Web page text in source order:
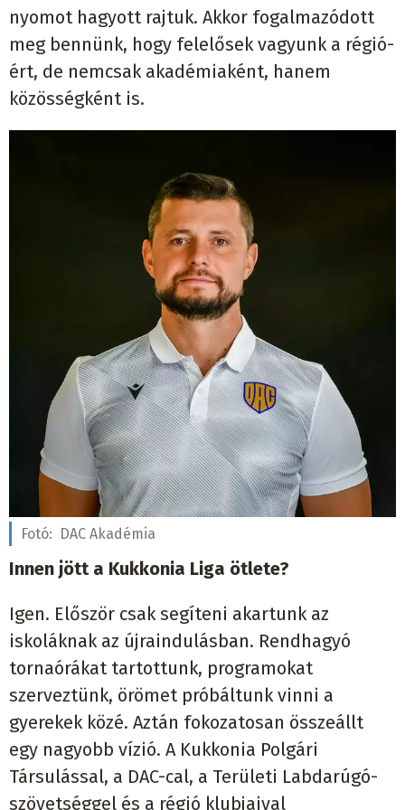
nyomot hagyott rajtuk. Akkor fogalmazódott
meg bennünk, hogy felelősek vagyunk a régió-
ért, de nemcsak akadémiaként, hanem
közösségként is.
Fotó: DAC Akadémia
Innen jött a Kukkonia Liga ötlete?
Igen. Először csak segíteni akartunk az
iskoláknak az újraindulásban. Rendhagyó
tornaórákat tartottunk, programokat
szerveztünk, örömet próbáltunk vinni a
gyerekek közé. Aztán fokozatosan összeállt
egy nagyobb vízió. A Kukkonia Polgári
Társulással, a DAC-cal, a Területi Labdarúgó-
szövetséggel és a régió klubjaival